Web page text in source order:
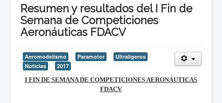
Resumen y resultados del I Fin de
Semana de Competiciones
Aeronáuticas FDACV
Aeromodelismo Paramotor
Ultraligeros
Noticias
2017
I FIN DE SEMANA DE COMPETICIONES AERONÁUTICAS
FDACV